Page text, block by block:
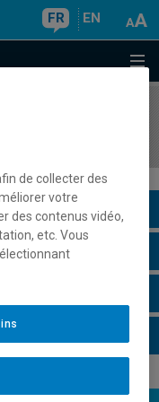
FR EN
de collecter des
votre
des contenus vidéo,
etc. Vous